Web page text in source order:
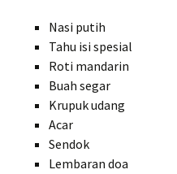
Nasi putih
Tahu isi spesial
Roti mandarin
Buah segar
Krupuk udang
Acar
Sendok
Lembaran doa